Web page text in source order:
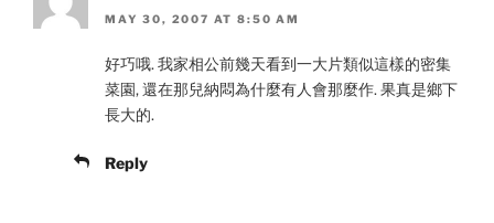
MAY 30, 2007 AT 8:50 AM
好巧哦. 我家相公前幾天看到一大片類似這樣的密集
菜園, 還在那兒納悶為什麼有人會那麼作. 果真是鄉下
長大的.
Reply